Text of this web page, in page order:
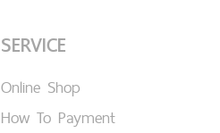
SERVICE
Online Shop
How To Payment